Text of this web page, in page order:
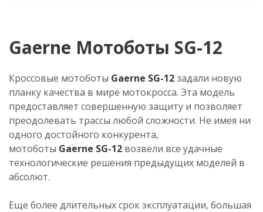
Gaerne Мотоботы SG-12
Кроссовые мотоботы Gaerne SG-12задали новую
планку качества в мире мотокросса. Эта модель
предоставляет совершенную защиту и позволяет
преодолевать трассы любой сложности. Не имея ни
одного достойного конкурента,
мотоботы Gaerne SG-12 возвели все удачные
технологические решения предыдущих моделей в
абсолют.
Еще более длительных срок эксплуатации, большая